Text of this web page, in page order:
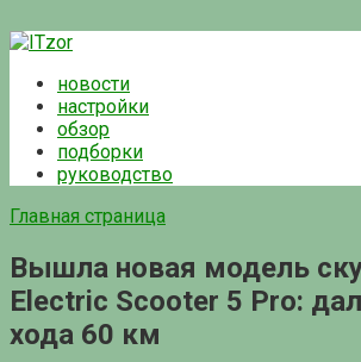
Перейти
контентуновости
настройки
обзор
подборки
руководство
Главная страница
Вышла новая модель
Electric Scooter 5 Pro:
хода 60 км